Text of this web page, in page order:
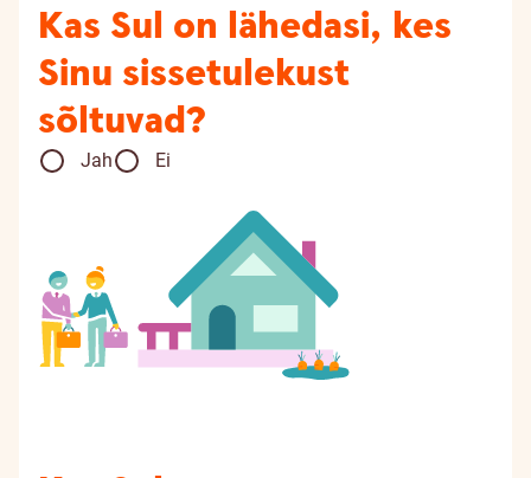
Kas Sul on lähedasi, kes
Sinu sissetulekust
sõltuvad?
Jah Ei